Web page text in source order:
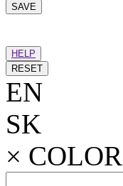
SAVE
HELP
RESET
EN
SK
× COLOR